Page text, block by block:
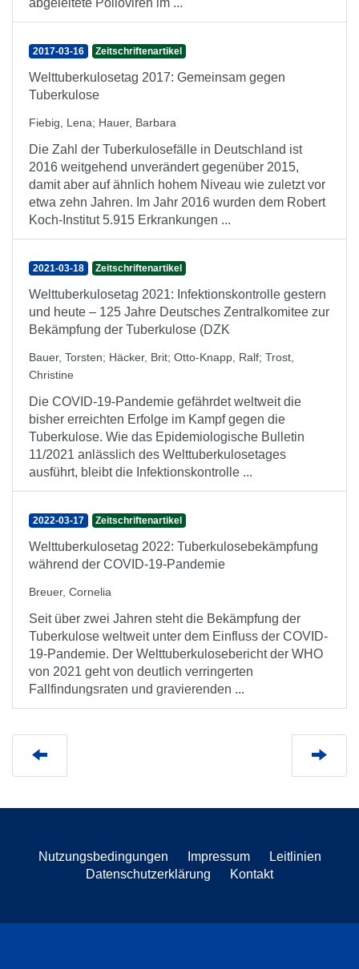
abgeleitete Polioviren im ...
2017-03-16 Zeitschriftenartikel
Welttuberkulosetag 2017: Gemeinsam gegen
Tuberkulose
Fiebig, Lena; Hauer, Barbara
Die Zahl der Tuberkulosefälle in Deutschland ist
2016 weitgehend unverändert gegenüber 2015,
damit aber auf ähnlich hohem Niveau wie zuletzt vor
etwa zehn Jahren. Im Jahr 2016 wurden dem Robert
Koch-Institut 5.915 Erkrankungen ...
2021-03-18 Zeitschriftenartikel
Welttuberkulosetag 2021: Infektionskontrolle gestern
und heute – 125 Jahre Deutsches Zentralkomitee zur
Bekämpfung der Tuberkulose (DZK
Bauer, Torsten; Häcker, Brit; Otto-Knapp, Ralf; Trost,
Christine
Die COVID-19-Pandemie gefährdet weltweit die
bisher erreichten Erfolge im Kampf gegen die
Tuberkulose. Wie das Epidemiologische Bulletin
11/2021 anlässlich des Welttuberkulosetages
ausführt, bleibt die Infektionskontrolle ...
2022-03-17 Zeitschriftenartikel
Welttuberkulosetag 2022: Tuberkulosebekämpfung
während der COVID-19-Pandemie
Breuer, Cornelia
Seit über zwei Jahren steht die Bekämpfung der
Tuberkulose weltweit unter dem Einfluss der COVID-
19-Pandemie. Der Welttuberkulosebericht der WHO
von 2021 geht von deutlich verringerten
Fallfindungsraten und gravierenden ...
Nutzungsbedingungen Impressum
Leitlinien
Datenschutzerklärung
Kontakt